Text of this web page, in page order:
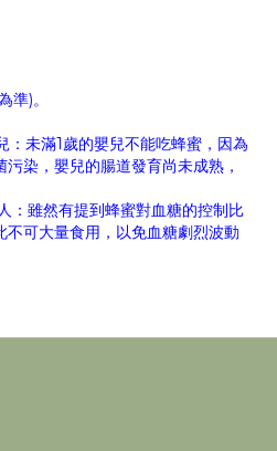
準)。
1歲的嬰兒不能吃蜂蜜，因為
染，嬰兒的腸道發育尚未成熟，
提到蜂蜜對血糖的控制比
可大量食用，以免血糖劇烈波動